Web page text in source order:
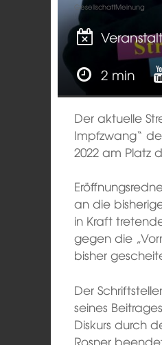
GesellschaftMeinung
2 min
Der aktuelle
Impfzwang“
2022 am Platz
an die
in Kraft
gegen die
bisher
Der
seines
Diskurs durch
Rosner